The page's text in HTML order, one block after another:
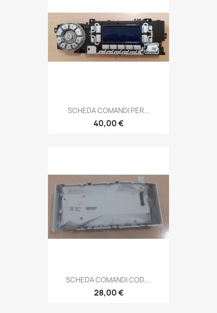
SCHEDA COMANDI PER...
40,00 €
SCHEDA COMANDI COD....
28,00 €